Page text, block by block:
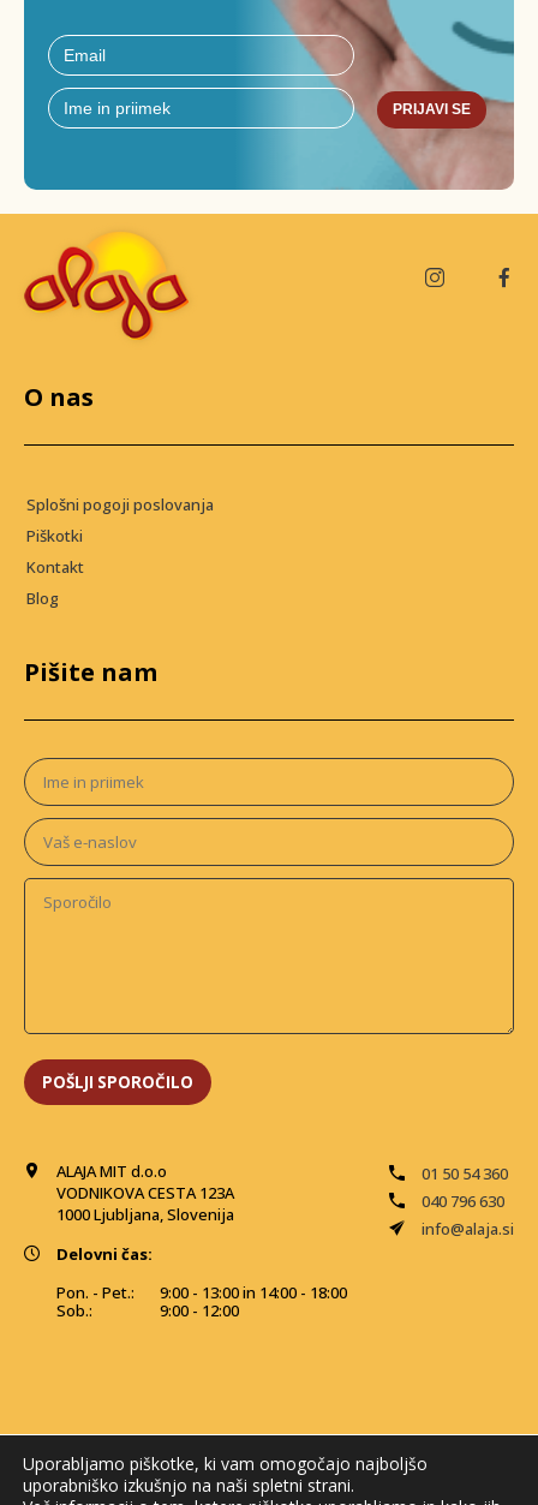
PRIJAVI SE
ALAJA MIT d.o.o
VODNIKOVA CESTA 123A
1000 Ljubljana, Slovenija
01 50 54 360
040 796 630
info@alaja.si
Delovni čas:
Pon. - Pet.:
Sob.:
9:00 - 13:00 in 14:00 - 18:00
9:00 - 12:00
O nas
Splošni pogoji poslovanja
Piškotki
Kontakt
Blog
Pišite nam
Uporabljamo piškotke, ki vam omogočajo najboljšo
uporabniško izkušnjo na naši spletni strani.